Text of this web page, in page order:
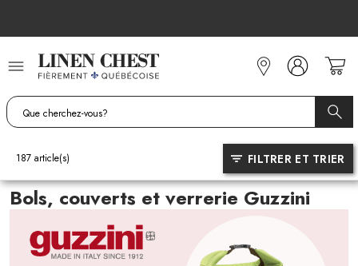
contenu
Bols, couverts et verrerie Guzzini
187 article(s) FILTRER ET TRIER